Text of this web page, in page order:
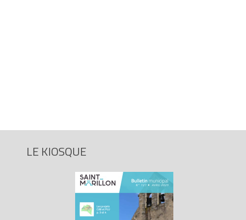
LE KIOSQUE